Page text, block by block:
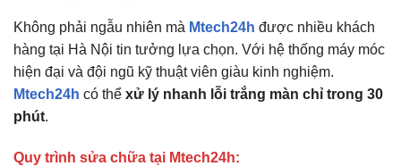
Không phải ngẫu nhiên mà Mtech24h được nhiều khách
hàng tại Hà Nội tin tưởng lựa chọn. Với hệ thống máy móc
hiện đại và đội ngũ kỹ thuật viên giàu kinh nghiệm.
Mtech24h có thể xử lý nhanh lỗi trắng màn chỉ trong 30
phút.
Quy trình sửa chữa tại Mtech24h: